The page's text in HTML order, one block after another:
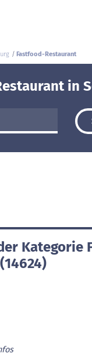
Fastfood-Restaurant
in
Kategorie